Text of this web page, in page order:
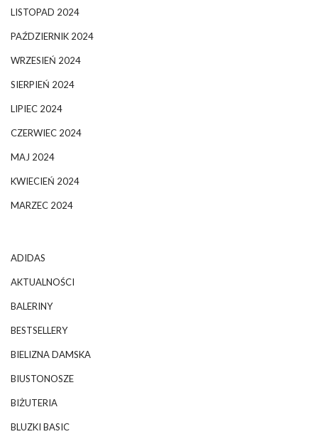
LISTOPAD 2024
PAŹDZIERNIK 2024
WRZESIEŃ 2024
SIERPIEŃ 2024
LIPIEC 2024
CZERWIEC 2024
MAJ 2024
KWIECIEŃ 2024
MARZEC 2024
ADIDAS
AKTUALNOŚCI
BALERINY
BESTSELLERY
BIELIZNA DAMSKA
BIUSTONOSZE
BIŻUTERIA
BLUZKI BASIC